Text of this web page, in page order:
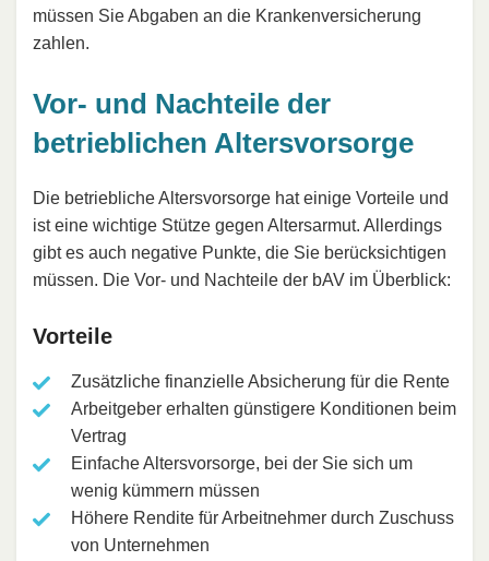
müssen Sie Abgaben an die Krankenversicherung
zahlen.
Vor- und Nachteile der
betrieblichen Altersvorsorge
Die betriebliche Altersvorsorge hat einige Vorteile und
ist eine wichtige Stütze gegen Altersarmut. Allerdings
gibt es auch negative Punkte, die Sie berücksichtigen
müssen. Die Vor- und Nachteile der bAV im Überblick:
Vorteile
Zusätzliche finanzielle Absicherung für die Rente
Arbeitgeber erhalten günstigere Konditionen beim
Vertrag
Einfache Altersvorsorge, bei der Sie sich um
wenig kümmern müssen
Höhere Rendite für Arbeitnehmer durch Zuschuss
von Unternehmen